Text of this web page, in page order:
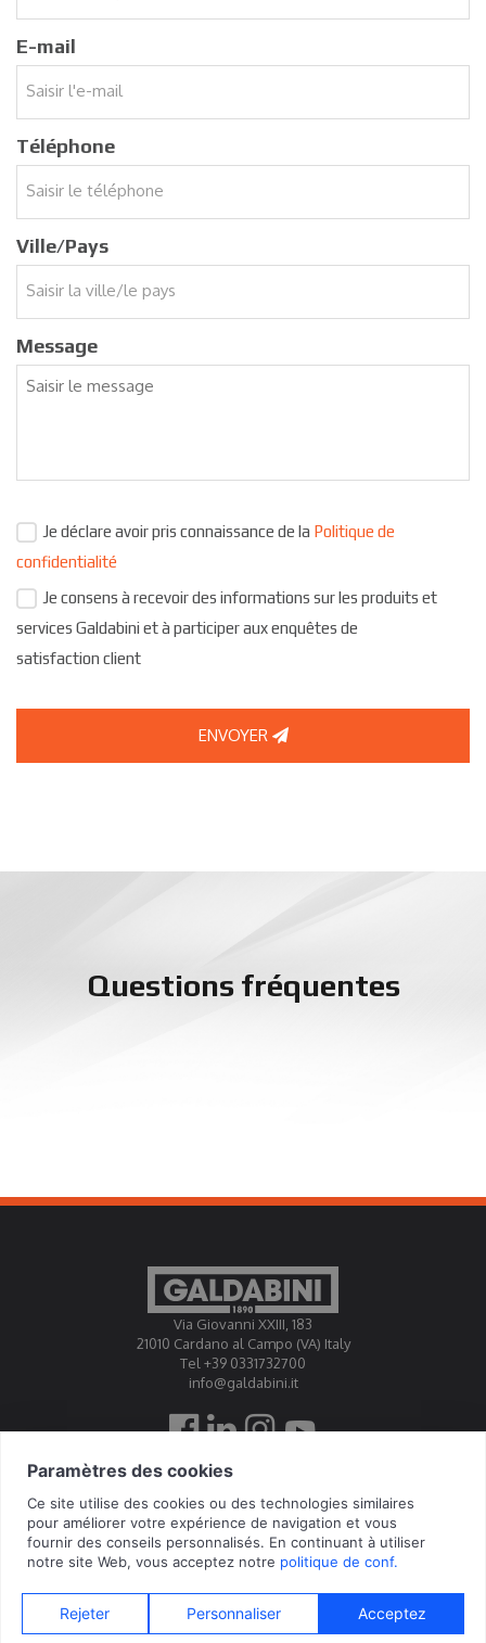
E-mail
Téléphone
Ville/Pays
Message
Je déclare avoir pris connaissance de la Politique de
confidentialité
Je consens à recevoir des informations sur les produits et
services Galdabini et à participer aux enquêtes de
satisfaction client
ENVOYER
Questions fréquentes
Via Giovanni XXIII, 183
21010 Cardano al Campo (VA) Italy
Tel +39 0331732700
info@galdabini.it
Galdabini est accrédité Official Calibration Centre EA, IAF,
ILAC
© 2026 Galdabini SPA - Via Giovanni XXIII, 183 - 21010 Cardano al Campo
(VA) - IT - P.IVA 01598040184 - Tous droits réservés -Privacy Policy-Cookie